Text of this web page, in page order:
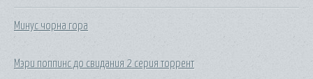
Минус чорна гора
Мэри поппинс до свидания 2 серия торрент